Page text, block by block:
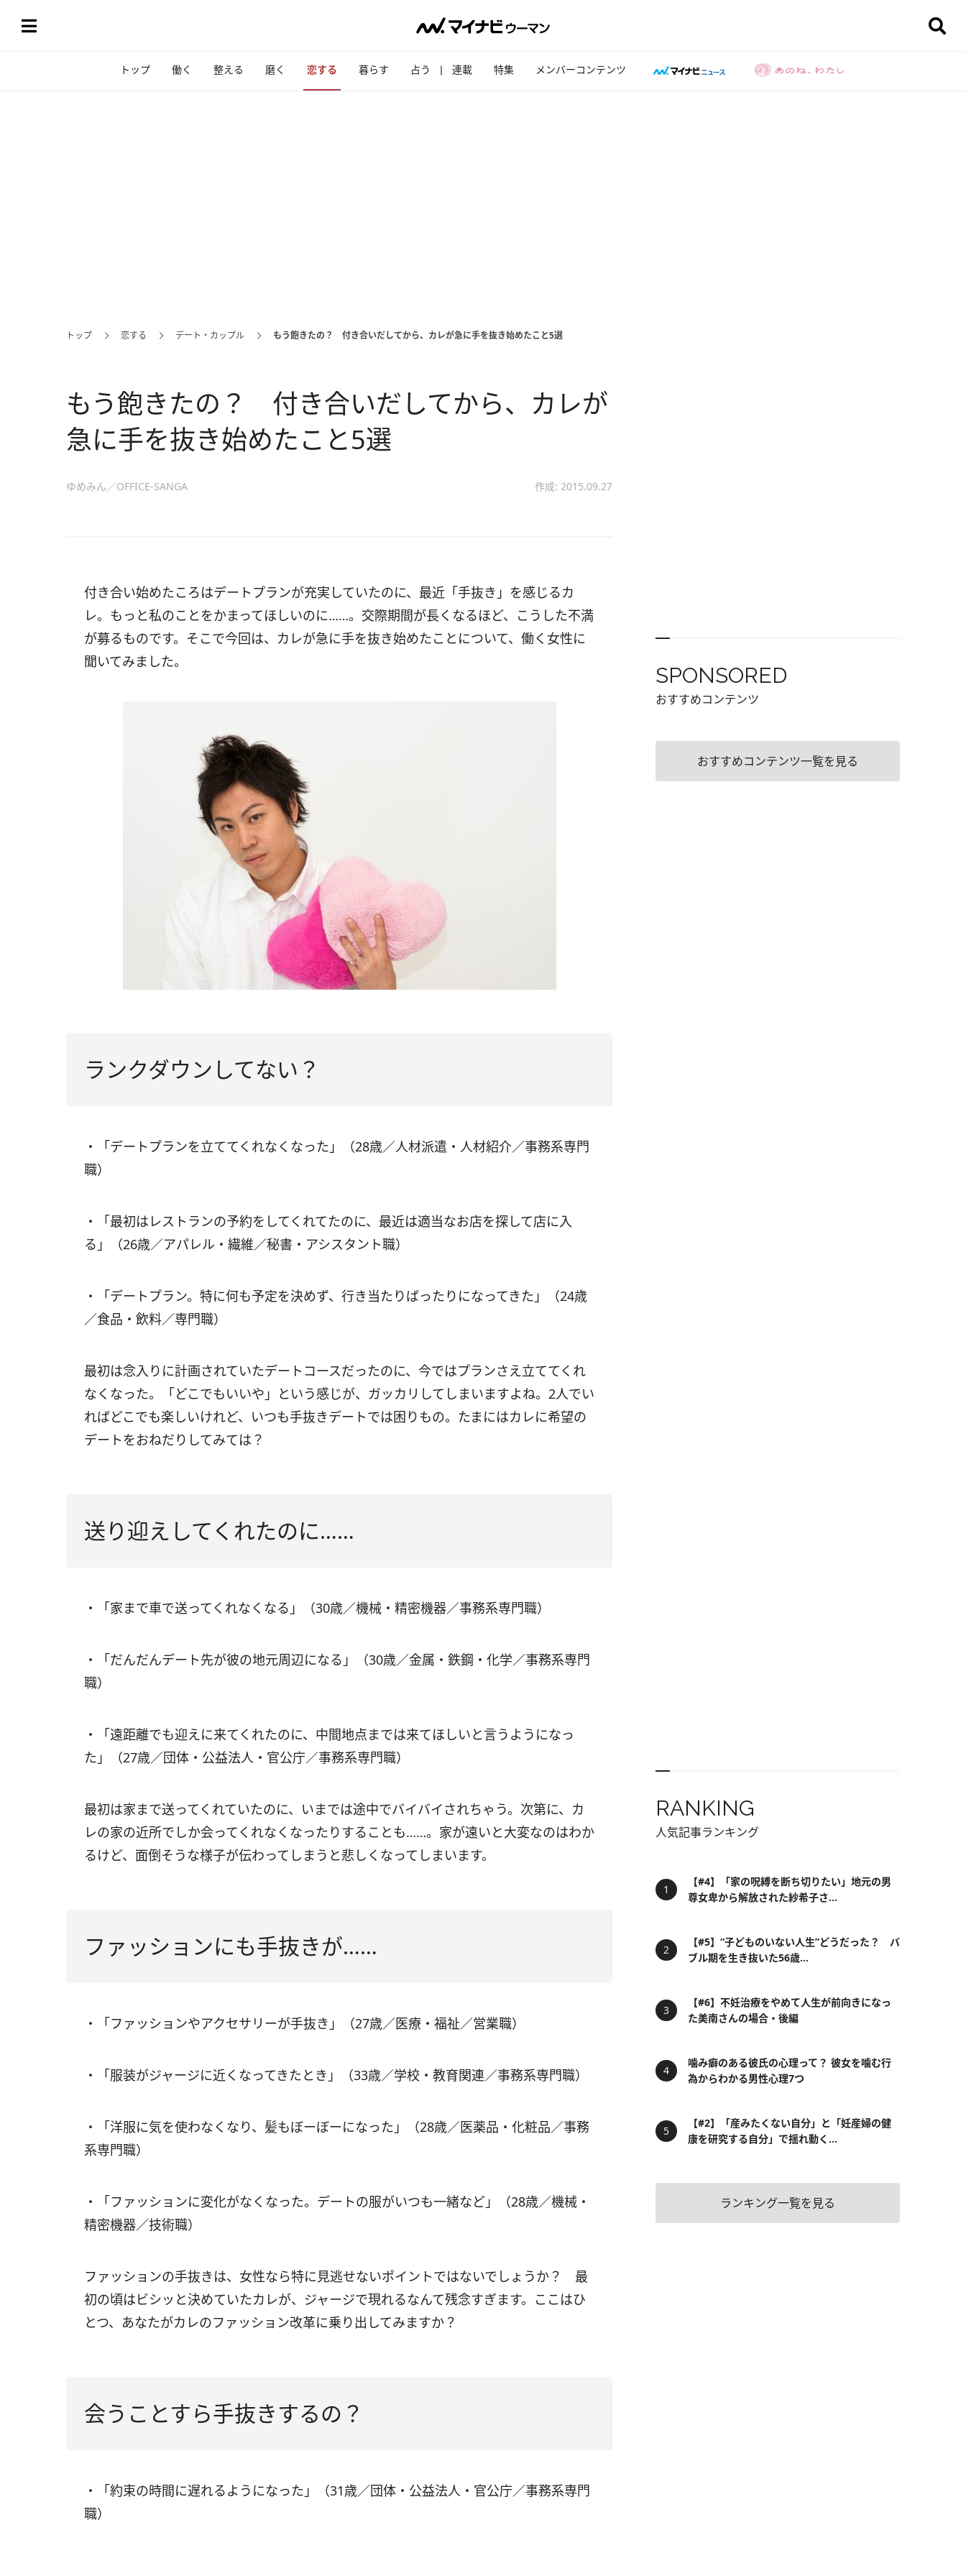
トップ 働く 整える 磨く 恋する 暮らす 占う 連載 特集 メンバーコンテンツ
トップ 恋する デート・カップル もう飽きたの？ 付き合いだしてから、カレが急に手を抜き始めたこと5選
もう飽きたの？ 付き合いだしてから、カレが
急に手を抜き始めたこと5選
ゆめみん／OFFICE-SANGA 作成: 2015.09.27
付き合い始めたころはデートプランが充実していたのに、最近「手抜き」を感じるカ
レ。もっと私のことをかまってほしいのに……。交際期間が長くなるほど、こうした不満
が募るものです。そこで今回は、カレが急に手を抜き始めたことについて、働く女性に
聞いてみました。
ランクダウンしてない？
・「デートプランを立ててくれなくなった」（28歳／人材派遣・人材紹介／事務系専門
職）
・「最初はレストランの予約をしてくれてたのに、最近は適当なお店を探して店に入
る」（26歳／アパレル・繊維／秘書・アシスタント職）
・「デートプラン。特に何も予定を決めず、行き当たりばったりになってきた」（24歳
／食品・飲料／専門職）
最初は念入りに計画されていたデートコースだったのに、今ではプランさえ立ててくれ
なくなった。「どこでもいいや」という感じが、ガッカリしてしまいますよね。2人でい
ればどこでも楽しいけれど、いつも手抜きデートでは困りもの。たまにはカレに希望の
デートをおねだりしてみては？
送り迎えしてくれたのに……
・「家まで車で送ってくれなくなる」（30歳／機械・精密機器／事務系専門職）
・「だんだんデート先が彼の地元周辺になる」（30歳／金属・鉄鋼・化学／事務系専門
職）
・「遠距離でも迎えに来てくれたのに、中間地点までは来てほしいと言うようになっ
た」（27歳／団体・公益法人・官公庁／事務系専門職）
最初は家まで送ってくれていたのに、いまでは途中でバイバイされちゃう。次第に、カ
レの家の近所でしか会ってくれなくなったりすることも……。家が遠いと大変なのはわか
るけど、面倒そうな様子が伝わってしまうと悲しくなってしまいます。
ファッションにも手抜きが……
・「ファッションやアクセサリーが手抜き」（27歳／医療・福祉／営業職）
・「服装がジャージに近くなってきたとき」（33歳／学校・教育関連／事務系専門職）
・「洋服に気を使わなくなり、髪もぼーぼーになった」（28歳／医薬品・化粧品／事務
系専門職）
・「ファッションに変化がなくなった。デートの服がいつも一緒など」（28歳／機械・
精密機器／技術職）
ファッションの手抜きは、女性なら特に見逃せないポイントではないでしょうか？ 最
初の頃はビシッと決めていたカレが、ジャージで現れるなんて残念すぎます。ここはひ
とつ、あなたがカレのファッション改革に乗り出してみますか？
会うことすら手抜きするの？
・「約束の時間に遅れるようになった」（31歳／団体・公益法人・官公庁／事務系専門
職）
SPONSORED
おすすめコンテンツ
おすすめコンテンツ一覧を見る
RANKING
人気記事ランキング
【#4】「家の呪縛を断ち切りたい」地元の男
尊女卑から解放された紗希子さ...
【#5】“子どものいない人生”どうだった？ バ
ブル期を生き抜いた56歳...
【#6】不妊治療をやめて人生が前向きになっ
た美南さんの場合・後編
噛み癖のある彼氏の心理って？ 彼女を噛む行
為からわかる男性心理7つ
【#2】「産みたくない自分」と「妊産婦の健
康を研究する自分」で揺れ動く...
ランキング一覧を見る